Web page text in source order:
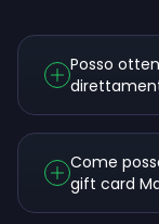
Posso
Come
gift card